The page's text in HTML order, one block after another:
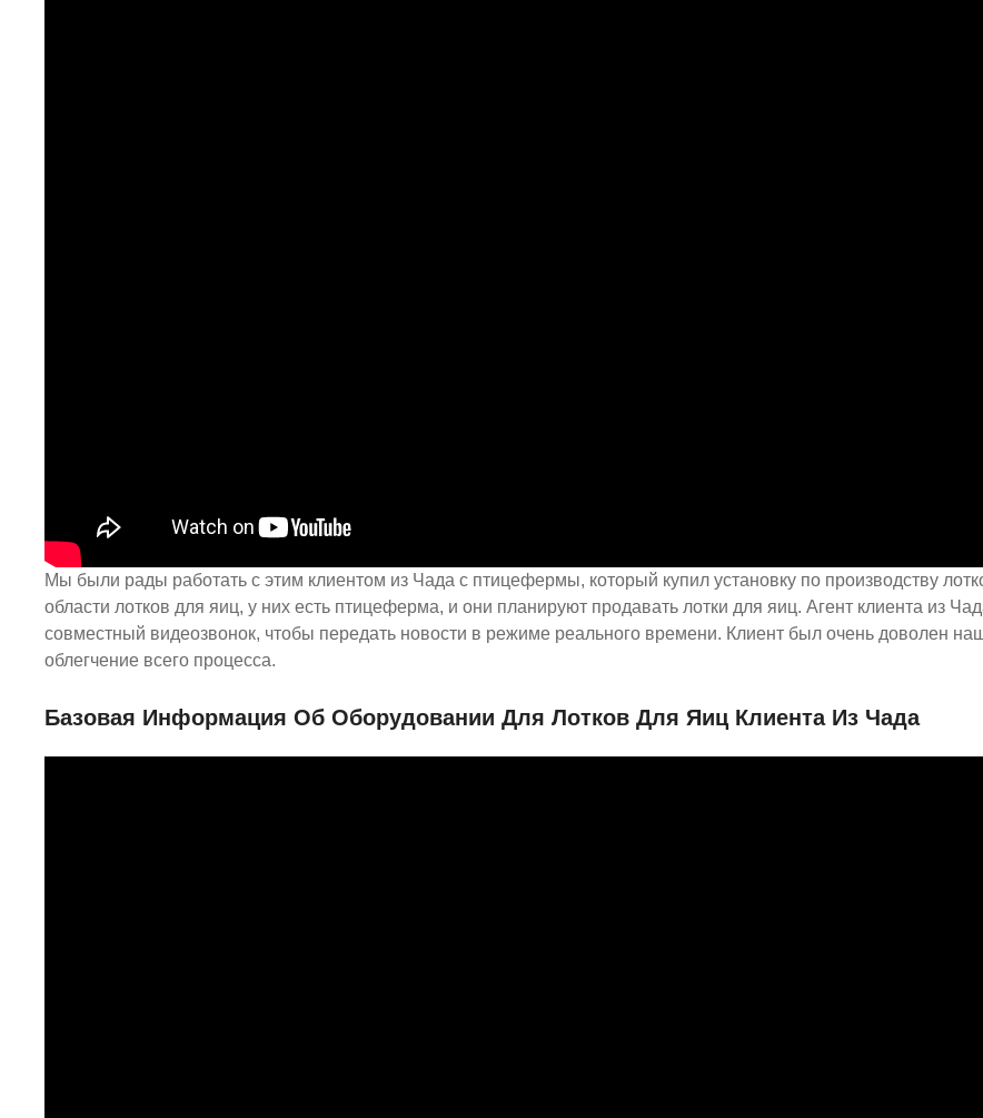
Мы были рады работать с этим клиентом из Чада с птицефермы, который купил установку по производству
области лотков для яиц, у них есть птицеферма, и они планируют продавать лотки для яиц. Агент клиента из
совместный видеозвонок, чтобы передать новости в режиме реального времени. Клиент был очень доволен
облегчение всего процесса.
Базовая Информация Об Оборудовании Для Лотков Для Яиц Клиента Из Чада